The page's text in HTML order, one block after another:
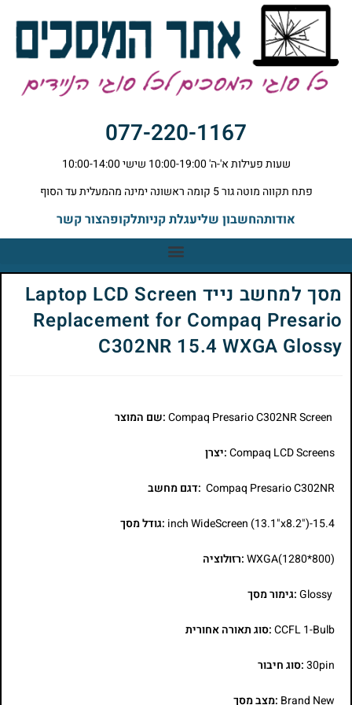
077-220-1167
שעות פעילות א'-ה' 10:00-19:00 שישי 10:00-14:00
פתח תקווה מוטה גור 5 קומה ראשונה ימינה מהמעלית עד הסוף
אודותהחשבון שליעגלת קניותלקופהצור קשר
מסך למחשב נייד Laptop LCD Screen
Replacement for Compaq Presario
C302NR 15.4 WXGA Glossy
:שם המוצר
Compaq LCD Screens:יצרן
Compaq Presario C302NR :דגם מחשב
15.4-inch WideScreen (13.1"x8.2") :גודל מסך
WXGA(1280*800):רזולוציה
Glossy:גימור מסך
CCFL 1-Bulb:סוג תאורה אחורית
30pin:סוג חיבור
Brand New :מצב מסך